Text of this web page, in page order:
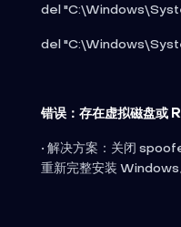
del
del
错误：存在虚拟磁盘或
• 解决方案：关闭
重新完整安装 Windows